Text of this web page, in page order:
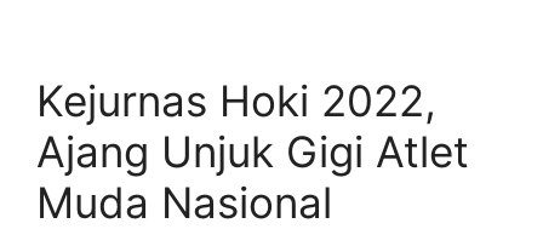
Kejurnas Hoki 2022,
Ajang Unjuk Gigi Atlet
Muda Nasional